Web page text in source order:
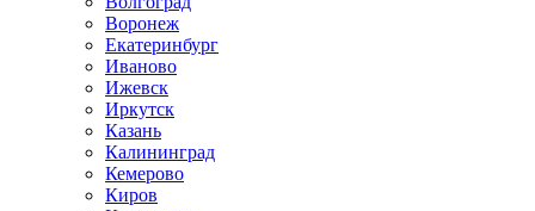
Воронеж
Екатеринбург
Иваново
Ижевск
Иркутск
Казань
Калининград
Кемерово
Киров